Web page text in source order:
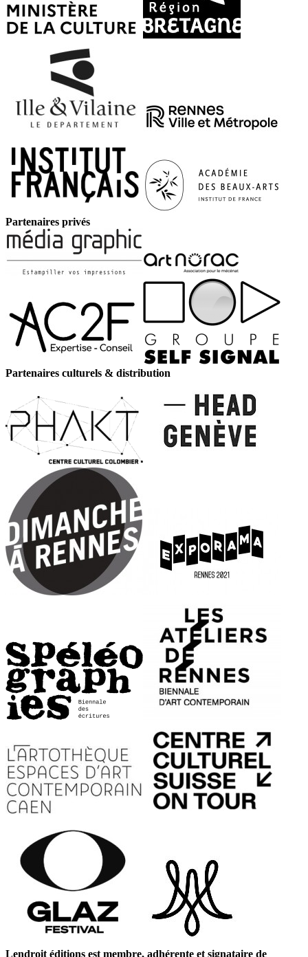
Partenaires privés
Partenaires culturels & distribution
Lendroit éditions est membre, adhérente et signataire de